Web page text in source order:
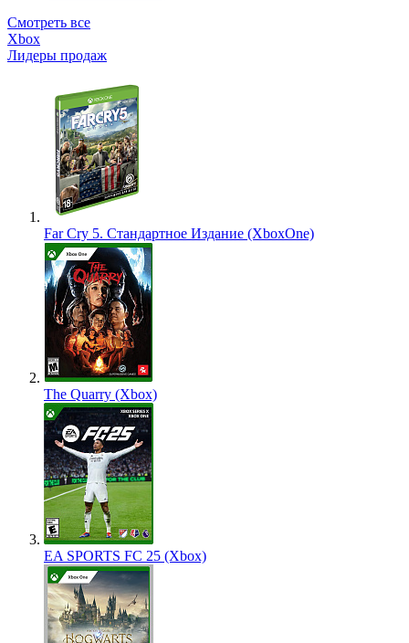
Смотреть все
Xbox
Лидеры продаж
Far Cry 5. Стандартное Издание (XboxOne)
The Quarry (Xbox)
EA SPORTS FC 25 (Xbox)